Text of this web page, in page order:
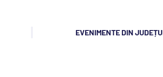
EVENIMENTE DIN